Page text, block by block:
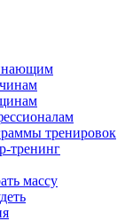
тренировок
тренинг
массу